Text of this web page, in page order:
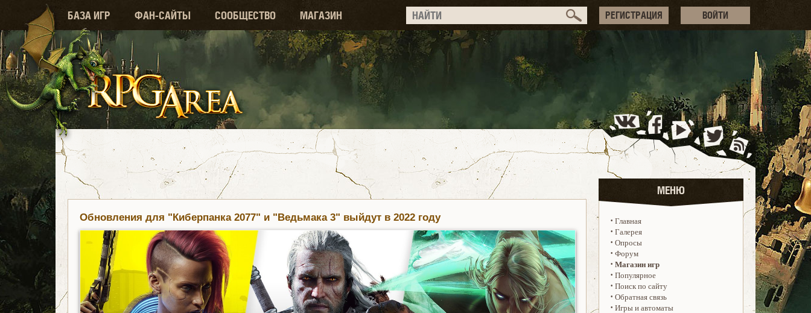
БАЗА ИГР ФАН-САЙТЫ СООБЩЕСТВО МАГАЗИН РЕГИСТРАЦИЯ ВОЙТИ
Обновления для "Киберпанка 2077" и "Ведьмака 3" выйдут в 2022 году
МЕНЮ
· Главная
· Галерея
· Опросы
· Форум
· Магазин игр
· Популярное
· Поиск по сайту
· Обратная связь
· Игры и автоматы